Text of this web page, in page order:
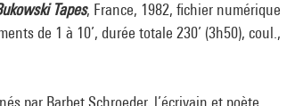
Tapes, France, 1982, fichier numérique
de 1 à 10’, durée totale 230’ (3h50), coul.,
par Barbet Schroeder, l’écrivain et poète